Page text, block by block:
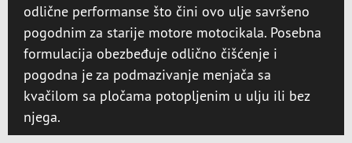
odlične performanse što čini ovo ulje savršeno
pogodnim za starije motore motocikala. Posebna
formulacija obezbeđuje odlično čišćenje i
pogodna je za podmazivanje menjača sa
kvačilom sa pločama potopljenim u ulju ili bez
njega.